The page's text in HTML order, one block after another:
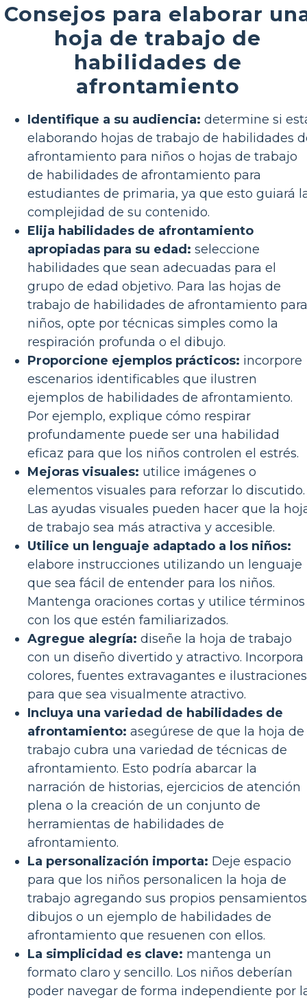
Consejos para elaborar
hoja de trabajo de
habilidades de
afrontamiento
Identifique a su audiencia: determine si
elaborando hojas de trabajo de habilidades
afrontamiento para niños o hojas de trabajo
de habilidades de afrontamiento para
estudiantes de primaria, ya que esto guiará
complejidad de su contenido.
Elija habilidades de afrontamiento
apropiadas para su edad: seleccione
habilidades que sean adecuadas para el
grupo de edad objetivo. Para las hojas de
trabajo de habilidades de afrontamiento para
niños, opte por técnicas simples como la
respiración profunda o el dibujo.
Proporcione ejemplos prácticos: incorpore
escenarios identificables que ilustren
ejemplos de habilidades de afrontamiento.
Por ejemplo, explique cómo respirar
profundamente puede ser una habilidad
eficaz para que los niños controlen el estrés.
Mejoras visuales: utilice imágenes o
elementos visuales para reforzar lo discutido.
Las ayudas visuales pueden hacer que la
de trabajo sea más atractiva y accesible.
Utilice un lenguaje adaptado a los niños:
elabore instrucciones utilizando un lenguaje
que sea fácil de entender para los niños.
Mantenga oraciones cortas y utilice términos
con los que estén familiarizados.
Agregue alegría: diseñe la hoja de trabajo
con un diseño divertido y atractivo. Incorpora
colores, fuentes extravagantes e ilustraciones
para que sea visualmente atractivo.
Incluya una variedad de habilidades de
afrontamiento: asegúrese de que la hoja de
trabajo cubra una variedad de técnicas de
afrontamiento. Esto podría abarcar la
narración de historias, ejercicios de atención
plena o la creación de un conjunto de
herramientas de habilidades de
afrontamiento.
La personalización importa: Deje espacio
para que los niños personalicen la hoja de
trabajo agregando sus propios
dibujos o un ejemplo de habilidades de
afrontamiento que resuenen con ellos.
La simplicidad es clave: mantenga un
formato claro y sencillo. Los niños deberían
poder navegar de forma independiente por